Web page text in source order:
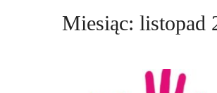
Miesiąc: listopad